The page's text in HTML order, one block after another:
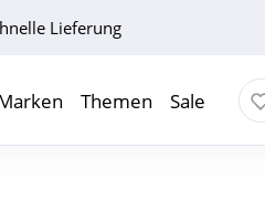
Lieferung
Themen Sale